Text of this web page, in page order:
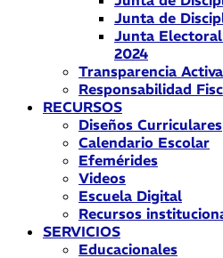
Junta de
Junta
2024
Transparencia Activa
Responsabilidad
RECURSOS
Diseños Curriculares
Calendario Escolar
Efemérides
Videos
Escuela Digital
Recursos
SERVICIOS
Educacionales